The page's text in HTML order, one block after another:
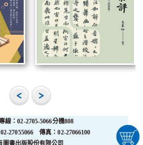
線：02-2705-5066分機808
27055066 傳真：02-27066100